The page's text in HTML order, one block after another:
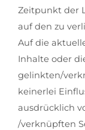
Zeitpunkt der
auf den zu
Auf die
Inhalte oder
gelinkten/
keinerlei
ausdrücklich
/verknüpften